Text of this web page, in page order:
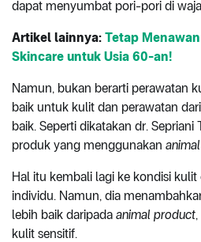
dapat menyumbat pori-pori di
Artikel lainnya: Tetap
Skincare untuk Usia 60-an!
Namun, bukan berarti perawatan
baik untuk kulit dan perawatan
baik. Seperti dikatakan dr.
produk yang menggunakan
Hal itu kembali lagi ke kondisi
individu. Namun, dia
lebih baik daripada animal product
kulit sensitif.